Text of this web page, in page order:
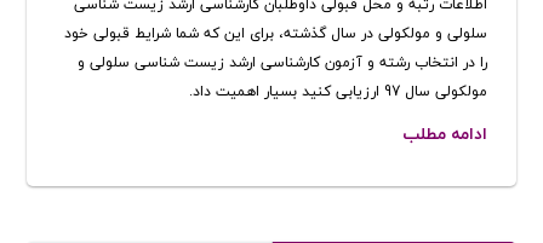
سلولی و مولکولی در سال گذشته، برای این که شما شرایط قبولی خود
را در انتخاب رشته و آزمون کارشناسی ارشد زیست شناسی سلولی و
مولکولی سال 97 ارزیابی کنید بسیار اهمیت داد.
ادامه مطلب